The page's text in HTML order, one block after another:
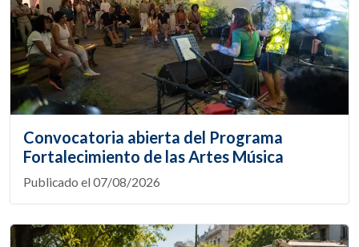
Convocatoria abierta del Programa
Fortalecimiento de las Artes Música
Publicado el 07/08/2026